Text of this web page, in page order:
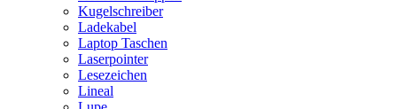
Kugelschreiber
Ladekabel
Laptop Taschen
Laserpointer
Lesezeichen
Lineal